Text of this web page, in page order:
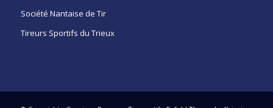
Société Nantaise de Tir
Tireurs Sportifs du Trieux